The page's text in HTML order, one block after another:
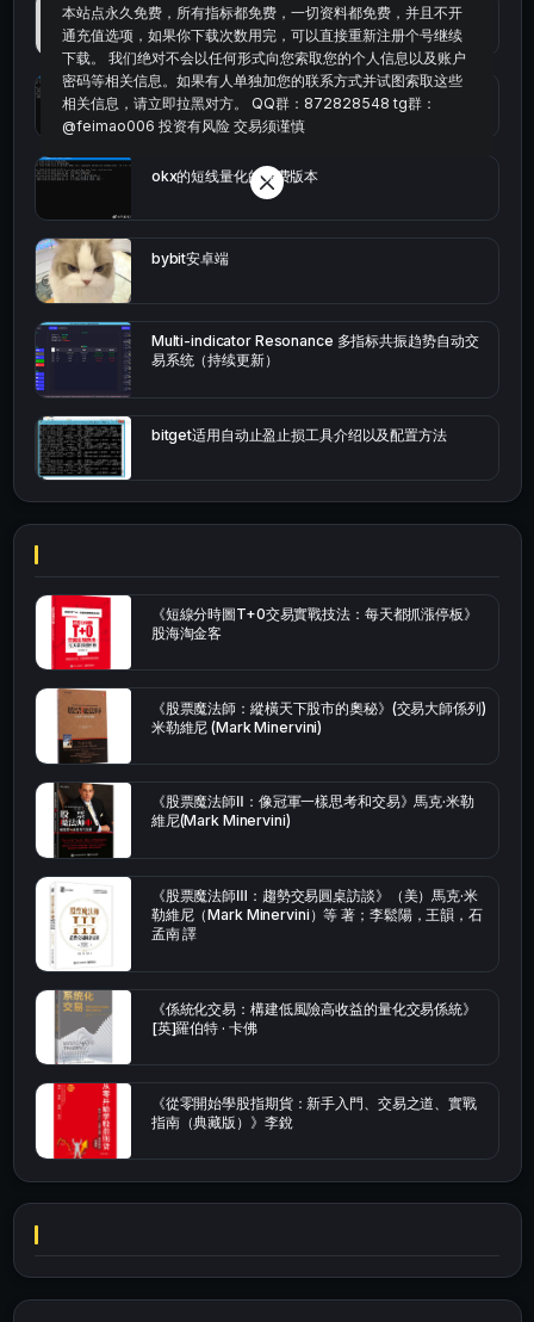
最便宜最实惠的科学上网工具
统计涨跌幅的python代码
okx的短线量化的免费版本
bybit安卓端
Multi-indicator Resonance 多指标共振趋势自动交
易系统（持续更新）
bitget适用自动止盈止损工具介绍以及配置方法
《短線分時圖T+0交易實戰技法：每天都抓漲停板》
股海淘金客
《股票魔法師：縱橫天下股市的奧秘》(交易大師係列)
米勒維尼 (Mark Minervini)
《股票魔法師Ⅱ：像冠軍一樣思考和交易》馬克·米勒
維尼(Mark Minervini)
《股票魔法師Ⅲ：趨勢交易圓桌訪談》（美）馬克·米
勒維尼（Mark Minervini）等 著；李鬆陽，王韻，石
孟南 譯
《係統化交易：構建低風險高收益的量化交易係統》
[英]羅伯特 · 卡佛
《從零開始學股指期貨：新手入門、交易之道、實戰
指南（典藏版）》李銳
本站点永久免费，所有指标都免费，一切资料都免费，并且不开
通充值选项，如果你下载次数用完，可以直接重新注册个号继续
下载。 我们绝对不会以任何形式向您索取您的个人信息以及账户
密码等相关信息。如果有人单独加您的联系方式并试图索取这些
相关信息，请立即拉黑对方。 QQ群：872828548 tg群：
@feimao006 投资有风险 交易须谨慎